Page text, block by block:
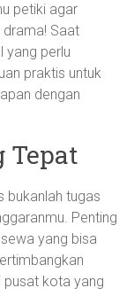
petiki agar
drama! Saat
yang perlu
praktis untuk
dengan
Tepat
bukanlah tugas
Penting
yang bisa
pusat kota yang